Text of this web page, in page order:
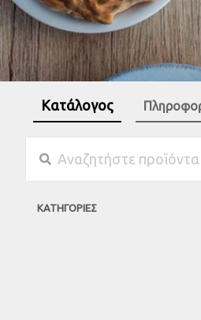
Κατάλογος
ΚΑΤΗΓΟΡΙΕΣ